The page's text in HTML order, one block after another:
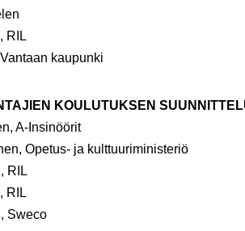
RIL
kaupunki
KOULUTUKSEN
A-Insinöörit
Opetus- ja kulttuuriministeriö
RIL
RIL
Sweco